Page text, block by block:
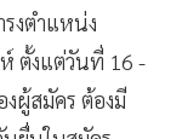
งตำแหน่ง
ห์ ตั้งแต่วันที่ 16 -
ผู้สมัคร ต้องมี